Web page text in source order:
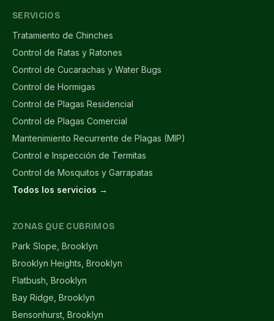
SERVICIOS
Tratamiento de Chinches
Control de Ratas y Ratones
Control de Cucarachas y Water Bugs
Control de Hormigas
Control de Plagas Residencial
Control de Plagas Comercial
Mantenimiento Recurrente de Plagas (MIP)
Control e Inspección de Termitas
Control de Mosquitos y Garrapatas
Todos los servicios →
ZONAS QUE CUBRIMOS
Park Slope, Brooklyn
Brooklyn Heights, Brooklyn
Flatbush, Brooklyn
Bay Ridge, Brooklyn
Bensonhurst, Brooklyn